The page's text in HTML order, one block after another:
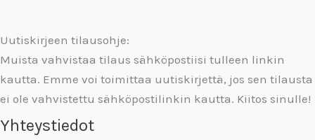
Uutiskirjeen tilausohje:
Muista vahvistaa tilaus sähköpostiisi tulleen linkin
kautta. Emme voi toimittaa uutiskirjettä, jos sen tilausta
ei ole vahvistettu sähköpostilinkin kautta. Kiitos sinulle!
Yhteystiedot